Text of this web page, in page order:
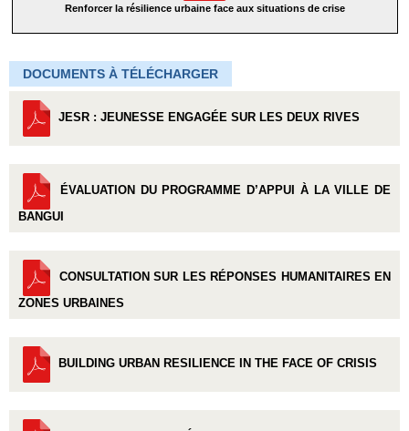
Renforcer la résilience urbaine face aux situations de crise
DOCUMENTS À TÉLÉCHARGER
JESR : JEUNESSE ENGAGÉE SUR LES DEUX RIVES
ÉVALUATION DU PROGRAMME D’APPUI À LA VILLE DE
BANGUI
CONSULTATION SUR LES RÉPONSES HUMANITAIRES EN
ZONES URBAINES
BUILDING URBAN RESILIENCE IN THE FACE OF CRISIS